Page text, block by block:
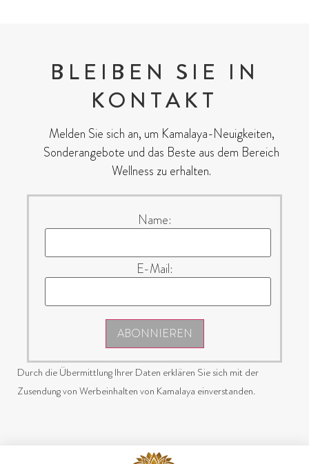
BLEIBEN SIE IN
KONTAKT
Melden Sie sich an, um Kamalaya-Neuigkeiten,
Sonderangebote und das Beste aus dem Bereich
Wellness zu erhalten.
Name:
E-Mail:
ABONNIEREN
Durch die Übermittlung Ihrer Daten erklären Sie sich mit der
Zusendung von Werbeinhalten von Kamalaya einverstanden.